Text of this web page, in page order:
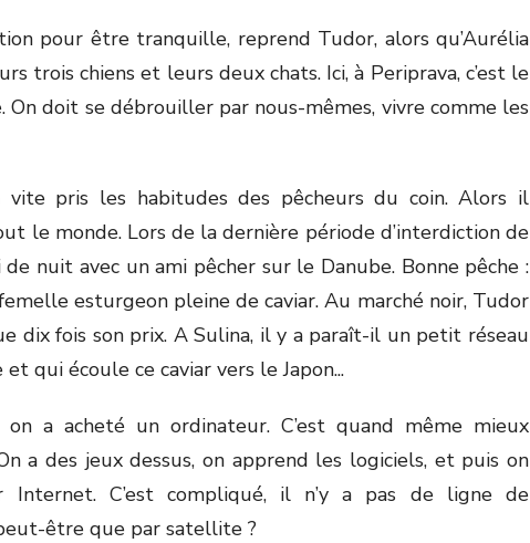
pour être tranquille, reprend Tudor, alors qu’Aurélia
trois chiens et leurs deux chats. Ici, à Periprava, c’est le
On doit se débrouiller par nous-mêmes, vivre comme les
vite pris les habitudes des pêcheurs du coin. Alors il
le monde. Lors de la dernière période d’interdiction de
nuit avec un ami pêcher sur le Danube. Bonne pêche :
esturgeon pleine de caviar. Au marché noir, Tudor
dix fois son prix. A Sulina, il y a paraît-il un petit réseau
qui écoule ce caviar vers le Japon...
a acheté un ordinateur. C’est quand même mieux
a des jeux dessus, on apprend les logiciels, et puis on
Internet. C’est compliqué, il n’y a pas de ligne de
être que par satellite ?